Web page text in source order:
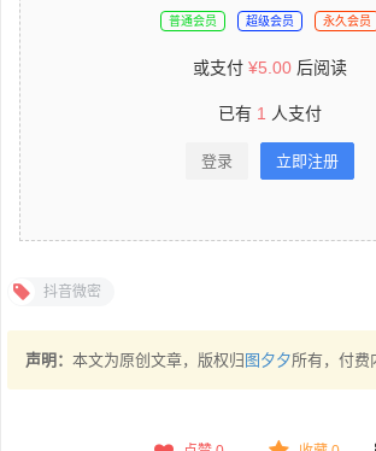
普通会员 超级会员 永久会员
或支付 ¥5.00 后阅读
已有 1 人支付
登录 立即注册
抖音微密
声明： 本文为原创文章，版权归 图夕夕所有，付费